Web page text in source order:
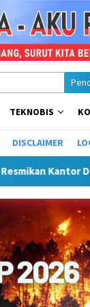
TEKNOBIS
DISCLAIMER
Masjid Al